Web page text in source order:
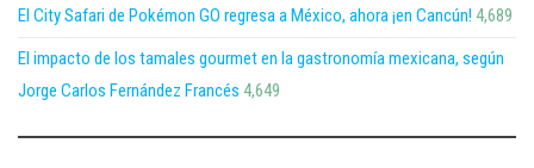
El City Safari de Pokémon GO regresa a México, ahora ¡en Cancún! 4,689
El impacto de los tamales gourmet en la gastronomía mexicana, según
Jorge Carlos Fernández Francés 4,649